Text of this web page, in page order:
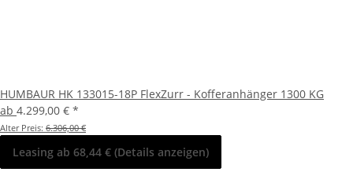
HUMBAUR HK 133015-18P FlexZurr - Kofferanhänger 1300 KG
ab 4.299,00 € *
Alter Preis: 6.306,00 €
Leasing ab 68,44 € (Details anzeigen)